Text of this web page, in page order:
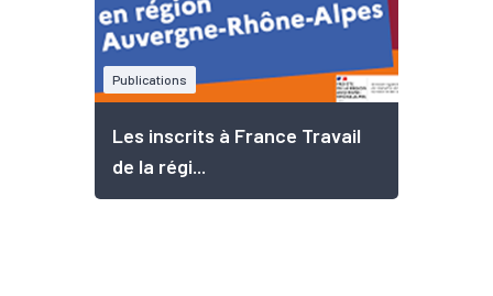
Publications
Les inscrits à France Travail
de la régi...